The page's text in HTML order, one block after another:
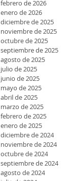
febrero de 2026
enero de 2026
diciembre de 2025
noviembre de 2025
octubre de 2025
septiembre de 2025
agosto de 2025
julio de 2025
junio de 2025
mayo de 2025
abril de 2025
marzo de 2025
febrero de 2025
enero de 2025
diciembre de 2024
noviembre de 2024
octubre de 2024
septiembre de 2024
agosto de 2024